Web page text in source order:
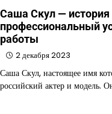
Саша Скул —
профессиональный
работы
2 декабря 2023
Саша Скул, настоящее имя
российский актер и модель.